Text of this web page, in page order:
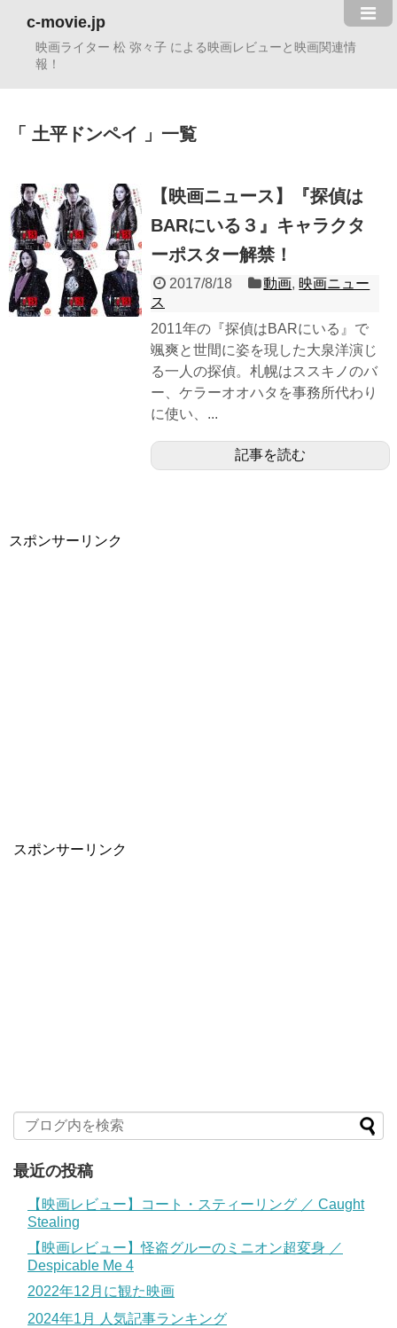
c-movie.jp
映画ライター 松 弥々子 による映画レビューと映画関連情
報！
土平ドンペイ 一覧
【映画ニュース】『探偵は
BARにいる３』キャラクタ
ーポスター解禁！
2017/8/18 動画, 映画ニュー
ス
2011年の『探偵はBARにいる』で
颯爽と世間に姿を現した大泉洋演じ
る一人の探偵。札幌はススキノのバ
ー、ケラーオオハタを事務所代わり
に使い、...
記事を読む
スポンサーリンク
スポンサーリンク
最近の投稿
【映画レビュー】コート・スティーリング ／ Caught
Stealing
【映画レビュー】怪盗グルーのミニオン超変身 ／
Despicable Me 4
2022年12月に観た映画
2024年1月 人気記事ランキング